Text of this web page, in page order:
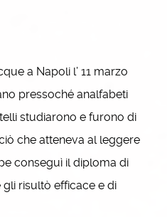
a Napoli l’ 11 marzo
pressoché analfabeti
studiarono e furono di
che atteneva al leggere
conseguì il diploma di
risultò efficace e di